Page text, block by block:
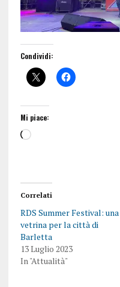
Condividi:
Mi piace:
Correlati
RDS Summer Festival: una
vetrina per la città di
Barletta
13 Luglio 2023
In "Attualità"